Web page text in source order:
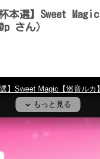
杯本選】Sweet
さん）